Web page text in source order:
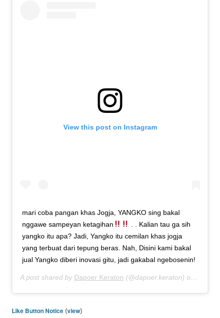
View this post on Instagram
mari coba pangan khas Jogja, YANGKO sing bakal
nggawe sampeyan ketagihan
. . Kalian tau ga sih
yangko itu apa? Jadi, Yangko itu cemilan khas jogja
yang terbuat dari tepung beras. Nah, Disini kami bakal
jual Yangko diberi inovasi gitu, jadi gakabal ngebosenin!
A post shared by Dapoer Keraton (@dapoer.keraton) on
Like Button Notice (view)